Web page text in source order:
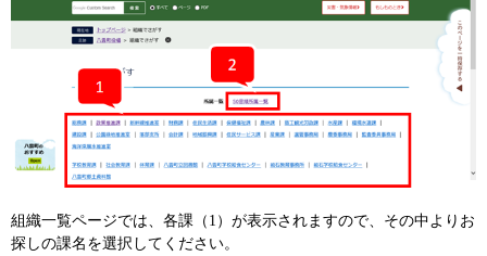
組織一覧ページでは、各課（1）が表示されますので、その中よりお
探しの課名を選択してください。